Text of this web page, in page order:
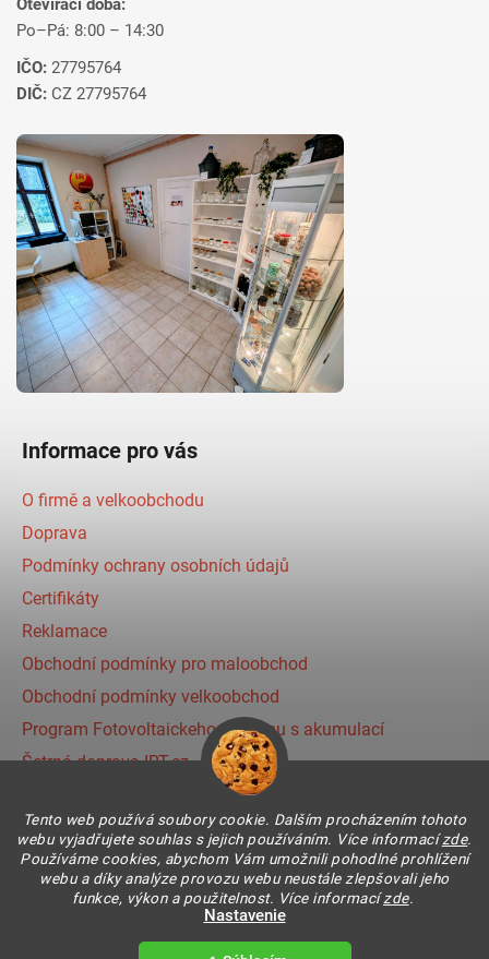
Tento web používá soubory cookie. Dalším procházením tohoto
webu vyjadřujete souhlas s jejich používáním. Více informacízde.
Používáme cookies, abychom Vám umožnili pohodlné prohlížení
webu a díky analýze provozu webu neustále zlepšovali jeho
funkce, výkon a použitelnost. Více informacízde.
Nastavenie
Otevírací doba:
Po–Pá: 8:00 – 14:30
IČO: 27795764
DIČ: CZ 27795764
Informace pro vás
O firmě a velkoobchodu
Doprava
Podmínky ochrany osobních údajů
Certifikáty
Reklamace
Obchodní podmínky pro maloobchod
Obchodní podmínky velkoobchod
Program Fotovoltaickeho systému s akumulací
Šetrná doprava IRT.cz
Prihlásenie affiliate partnera
Instagram